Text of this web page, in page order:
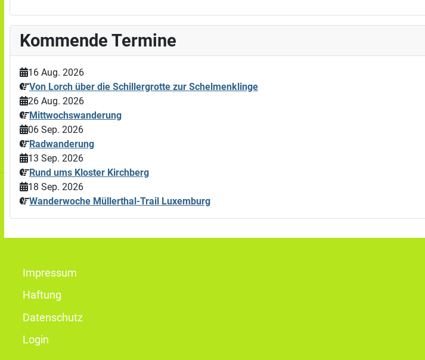
Kommende Termine
16 Aug. 2026
Von Lorch über die Schillergrotte zur Schelmenklinge
26 Aug. 2026
Mittwochswanderung
06 Sep. 2026
Radwanderung
13 Sep. 2026
Rund ums Kloster Kirchberg
18 Sep. 2026
Wanderwoche Müllerthal-Trail Luxemburg
Impressum
Haftung
Datenschutz
Login